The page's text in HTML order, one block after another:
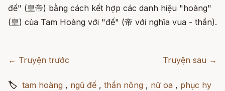
đế" (皇帝) bằng cách kết hợp các danh hiệu "hoàng"
(皇) của Tam Hoàng với "đế" (帝 với nghĩa vua - thần).
← Truyện trước Truyện sau →
🏷 tam hoàng , ngũ đế , thần nông , nữ oa , phục hy